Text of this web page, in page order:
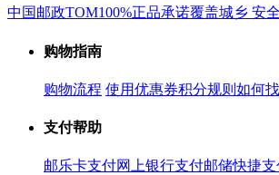
中国邮政TOM100%正品承诺覆盖城乡 安
购物指南
购物流程 使用优惠券积分规则 如何
支付帮助
邮乐卡支付网上银行支付邮储快捷支